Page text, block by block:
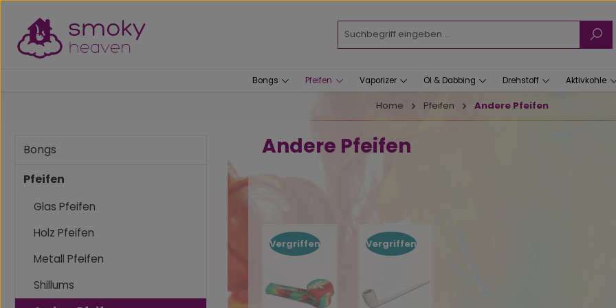
Bongs Pfeifen Vaporizer Öl & Dabbing Drehstoff Aktivkohle
Home Pfeifen Andere Pfeifen
Bongs
Pfeifen
Glas Pfeifen
Holz Pfeifen
Metall Pfeifen
Shillums
Andere Pfeifen
Vergriffen Vergriffen